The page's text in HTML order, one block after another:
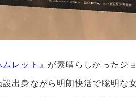
ムレット』 が素晴らしかったジ
設出身ながら明朗快活で聡明な